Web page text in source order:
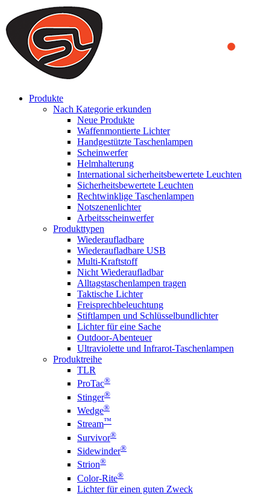
We use cookies to ensure that we provide you the best experience
on our website. By continuing to browse this website, you accept
that cookies are used to help us analyze how the website is used and
to offer you a better experience. To learn more or to find out how
you can disable cookies, you can access our
Produkte
Nach Kategorie erkunden
Neue Produkte
Waffenmontierte Lichter
Handgestützte Taschenlampen
Scheinwerfer
Helmhalterung
International sicherheitsbewertete Leuchten
Sicherheitsbewertete Leuchten
Rechtwinklige Taschenlampen
Notszenenlichter
Arbeitsscheinwerfer
Produkttypen
Wiederaufladbare
Wiederaufladbare USB
Multi-Kraftstoff
Nicht Wiederaufladbar
Alltagstaschenlampen tragen
Taktische Lichter
Freisprechbeleuchtung
Stiftlampen und Schlüsselbundlichter
Lichter für eine Sache
Outdoor-Abenteuer
Ultraviolette und Infrarot-Taschenlampen
Produktreihe
TLR
ProTac®
Stinger®
Wedge®
Stream™
Survivor®
Sidewinder®
Strion®
Color-Rite®
Lichter für einen guten Zweck